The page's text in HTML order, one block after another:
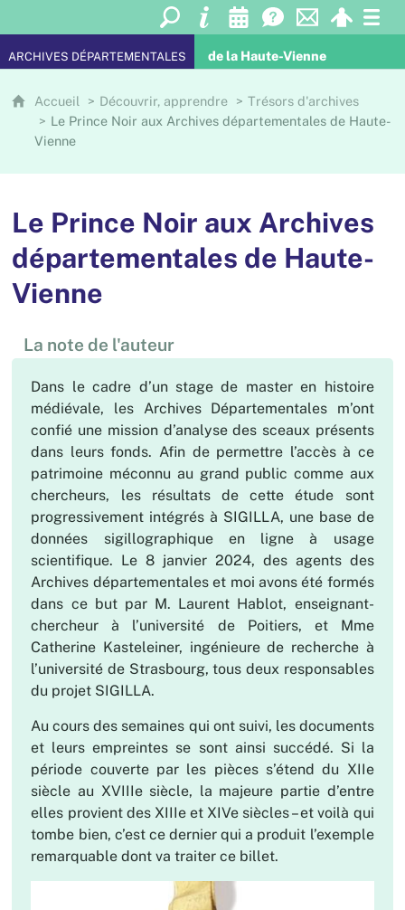
ARCHIVES DÉPARTEMENTALES de la Haute-Vienne
Accueil Découvrir, apprendre
Trésors d'archives
Le Prince Noir aux Archives départementales de Haute-
Vienne
Le Prince Noir aux Archives
départementales de Haute-
Vienne
La note de l'auteur
Dans le cadre d’un stage de master en histoire
médiévale, les Archives Départementales m’ont
confié une mission d’analyse des sceaux présents
dans leurs fonds. Afin de permettre l’accès à ce
patrimoine méconnu au grand public comme aux
chercheurs, les résultats de cette étude sont
progressivement intégrés à SIGILLA, une base de
données sigillographique en ligne à usage
scientifique. Le 8 janvier 2024, des agents des
Archives départementales et moi avons été formés
dans ce but par M. Laurent Hablot, enseignant-
chercheur à l’université de Poitiers, et Mme
Catherine Kasteleiner, ingénieure de recherche à
l’université de Strasbourg, tous deux responsables
du projet SIGILLA.
Au cours des semaines qui ont suivi, les documents
et leurs empreintes se sont ainsi succédé. Si la
période couverte par les pièces s’étend du XIIe
siècle au XVIIIe siècle, la majeure partie d’entre
elles provient des XIIIe et XIVe siècles – et voilà qui
tombe bien, c’est ce dernier qui a produit l’exemple
remarquable dont va traiter ce billet.